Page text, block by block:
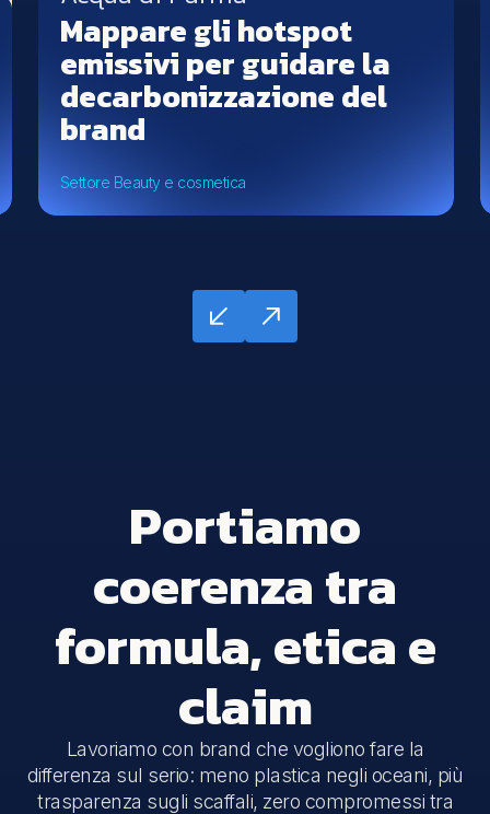
Mappare gli hotspot
emissivi per guidare la
decarbonizzazione del
brand
Settore Beauty e cosmetica
Portiamo
coerenza tra
formula, etica e
claim
Lavoriamo con brand che vogliono fare la
differenza sul serio: meno plastica negli oceani, più
trasparenza sugli scaffali, zero compromessi tra